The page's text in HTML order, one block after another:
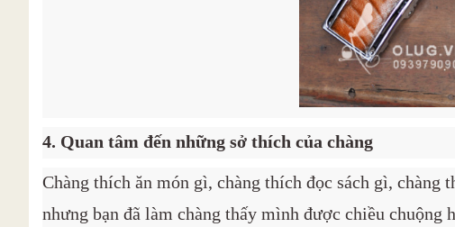
4. Quan tâm đến những sở thích của chàng
Chàng thích ăn món gì, chàng thích đọc sách gì,
nhưng bạn đã làm chàng thấy mình được chiều chuộng